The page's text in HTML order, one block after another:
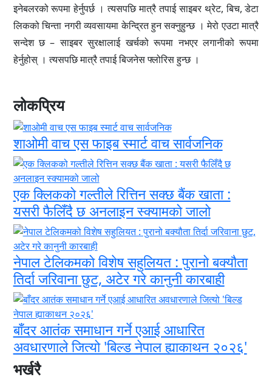
इनेबलरको रूपमा हेर्नुपर्छ । त्यसपछि मात्रै तपाई साइबर थ्रेट, बिच, डेटा
लिकको चिन्ता नगरी व्यवसायमा केन्द्रित हुन सक्नुहुन्छ । मेरो एउटा मात्रै
सन्देश छ – साइबर सुरक्षालाई खर्चको रूपमा नभएर लगानीको रूपमा
हेर्नुहोस् । त्यसपछि मात्रै तपाई बिजनेस फ्लोरिस हुन्छ ।
लोकप्रिय
शाओमी वाच एस फाइब स्मार्ट वाच सार्वजनिक
एक क्लिकको गल्तीले रित्तिन सक्छ बैंक खाता :
यसरी फैलिँदै छ अनलाइन स्क्यामको जालो
नेपाल टेलिकमको विशेष सहुलियत : पुरानो बक्यौता
तिर्दा जरिवाना छुट, अटेर गरे कानुनी कारबाही
बाँदर आतंक समाधान गर्ने एआई आधारित
अवधारणाले जित्यो 'बिल्ड नेपाल ह्याकाथन २०२६'
भर्खरै